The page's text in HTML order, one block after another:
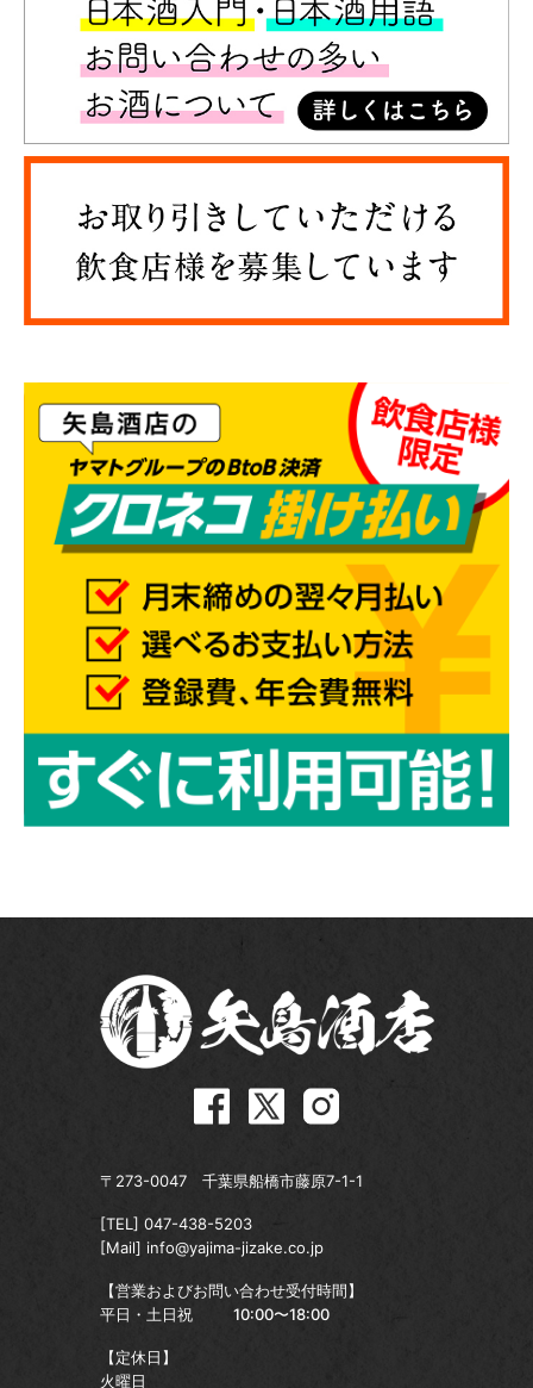
〒273-0047 千葉県船橋市藤原7-1-1
[TEL] 047-438-5203
[Mail] info@yajima-jizake.co.jp
【営業およびお問い合わせ受付時間】
平日・土日祝
10:00〜18:00
【定休日】
火曜日